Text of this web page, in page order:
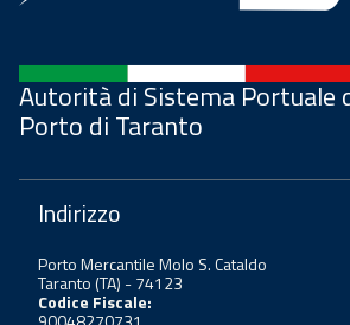
Autorità di Sistema Portuale
Porto di Taranto
Indirizzo
Porto Mercantile Molo S. Cataldo
Taranto (TA) - 74123
Codice Fiscale: